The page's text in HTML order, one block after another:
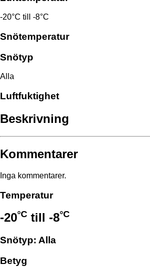
-20°C till -8°C
Snötemperatur
Snötyp
Alla
Luftfuktighet
Beskrivning
Kommentarer
Inga kommentarer.
Temperatur
-20°C till -8°C
Snötyp: Alla
Betyg